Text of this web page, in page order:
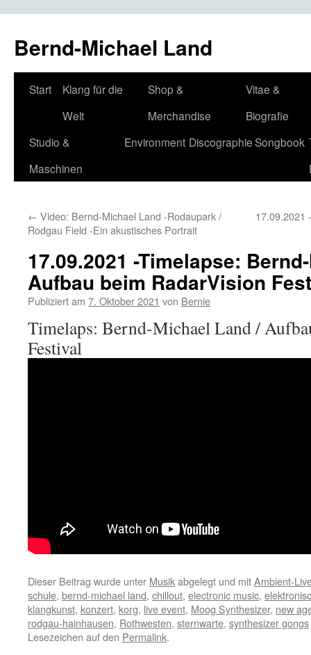
Bernd-Michael Land
Zum
springen
Start
Klang für die
Welt
Shop &
Merchandise
Vitae &
Biografie
Studio &
Maschinen
Environment DiscographieSongbook
← Video: Bernd-Michael Land -Rodaupark /
Rodgau Field -Ein akustisches Portrait
17.09.2021
17.09.2021 -Timelapse:
Aufbau beim RadarVision
Publiziert am 7. Oktober 2021 von Bernie
Timelaps: Bernd-Michael Land /
Festival
Dieser Beitrag wurde unter Musikabgelegt und mitAmbient-
schule, bernd-michael land, chillout, electronic music,
klangkunst, konzert, korg, live event, Moog Synthesizer, new
rodgau-hainhausen, Rothwesten, sternwarte, synthesizer gongs
Lesezeichen auf den Permalink.